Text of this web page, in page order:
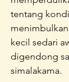
tentang
kecil sedari
digendong
simalakama.